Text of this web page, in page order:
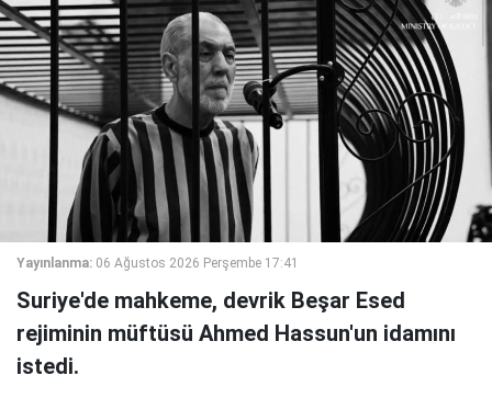
Yayınlanma: 06 Ağustos 2026 Perşembe 17:41
Suriye'de mahkeme, devrik Beşar Esed
rejiminin müftüsü Ahmed Hassun'un idamını
istedi.